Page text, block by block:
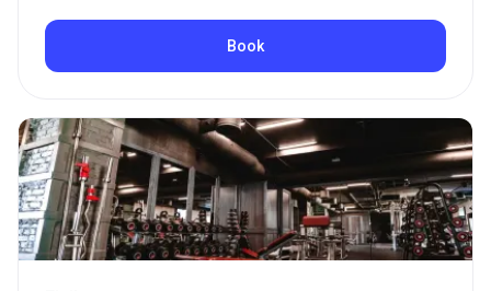
Book